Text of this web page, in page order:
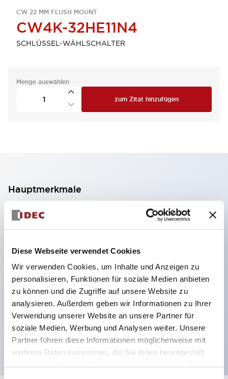
Diese Webseite verwendet Cookies
Wir verwenden Cookies, um Inhalte und Anzeigen zu
personalisieren, Funktionen für soziale Medien anbieten
zu können und die Zugriffe auf unsere Website zu
analysieren. Außerdem geben wir Informationen zu Ihrer
Verwendung unserer Website an unsere Partner für
soziale Medien, Werbung und Analysen weiter. Unsere
Partner führen diese Informationen möglicherweise mit
weiteren Daten zusammen, die Sie ihnen bereitgestellt
CW 22 MM FLUSH MOUNT
CW4K-32HE11N4
SCHLÜSSEL-WÄHLSCHALTER
Menge auswählen
zum Zitat hinzufügen
Hauptmerkmale
2-Kontakt-Block mit 2 Stufen, ermöglicht eine 4-
Kontakt-Konfiguration (Gewährleistung der
Isolierung zwischen den 2 Kontakten).
59,9 mm (※ 22-stufiger Kontaktblock).
Platzsparendes Design möglich.
Sicherheitsstruktur der 3. Generation: 2-Aktions-
Freisetzung, integrierter Schutz, IP20-
Fingerschutzstruktur